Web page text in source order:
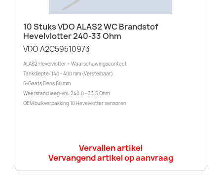
10 Stuks VDO ALAS2 WC Brandstof
Hevelvlotter 240-33 Ohm
VDO A2C59510973
ALAS2 Hevelvlotter + Waarschuwingscontact
Tankdiepte: 140 - 400 mm (Verstelbaar)
6-Gaats Flens 80 mm
Weerstand leeg-vol: 240.0 - 33.5 Ohm
OEM bulkverpakking 10 Hevelvlotter sensoren
Vervallen artikel
Vervangend artikel op aanvraag